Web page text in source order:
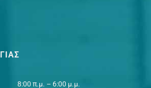
8:00 π.μ. – 6:00 μ.μ.